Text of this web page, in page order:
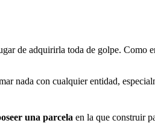
de adquirirla toda de golpe. Como
nada con cualquier entidad,
una parcela en la que construir